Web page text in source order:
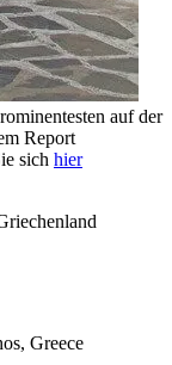
auf der
Report
sich hier
Greece